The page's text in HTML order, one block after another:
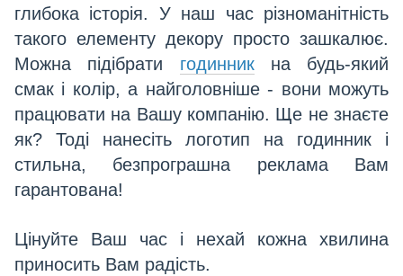
глибока історія. У наш час різноманітність
такого елементу декору просто зашкалює.
Можна підібрати годинникна будь-який
смак і колір, а найголовніше - вони можуть
працювати на Вашу компанію. Ще не знаєте
як? Тоді нанесіть логотип на годинник і
стильна, безпрограшна реклама Вам
гарантована!
Цінуйте Ваш час і нехай кожна хвилина
приносить Вам радість.